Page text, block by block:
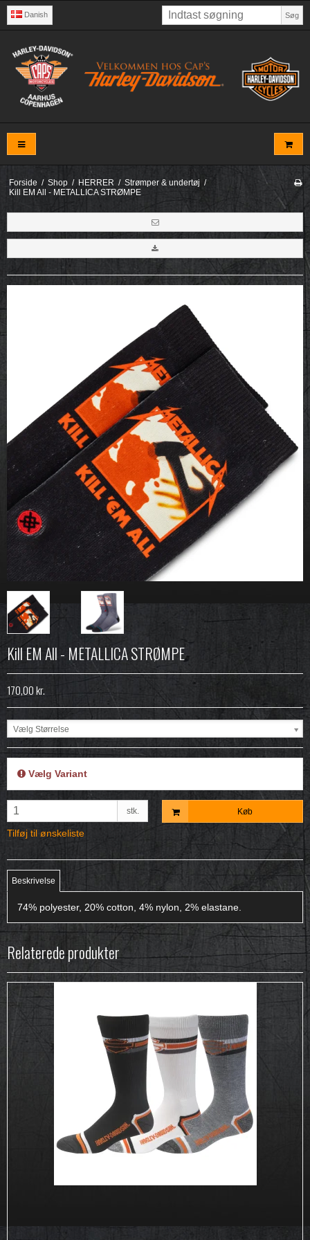
Danish Søg
Forside / Shop / HERRER / Strømper & undertøj /
Kill EM All - METALLICA STRØMPE
Kill EM All - METALLICA STRØMPE
170,00 kr.
Vælg Størrelse
Vælg Variant
stk. Køb
Tilføj til ønskeliste
Beskrivelse
74% polyester, 20% cotton, 4% nylon, 2% elastane.
Relaterede produkter